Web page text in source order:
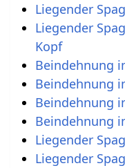
Liegender
Liegender
Kopf
Beindehnung
Beindehnung
Beindehnung
Beindehnung
Liegender
Liegender